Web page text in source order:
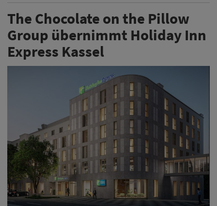
The Chocolate on the Pillow
Group übernimmt Holiday Inn
Express Kassel